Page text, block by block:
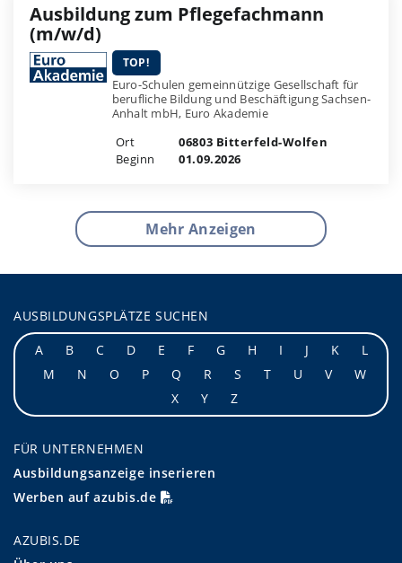
Ausbildung zum Pflegefachmann
(m/w/d)
TOP!
Euro-Schulen gemeinnützige Gesellschaft für
berufliche Bildung und Beschäftigung Sachsen-
Anhalt mbH, Euro Akademie
Ort
06803 Bitterfeld-Wolfen
Beginn
01.09.2026
Mehr Anzeigen
AUSBILDUNGSPLÄTZE SUCHEN
A
B C D E F G H I J K
L
M
N O P Q R S T U V
W
X
Y Z
FÜR UNTERNEHMEN
Ausbildungsanzeige inserieren
Werben auf azubis.de
AZUBIS.DE